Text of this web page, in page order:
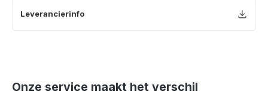
Leverancierinfo
Onze service maakt het verschil